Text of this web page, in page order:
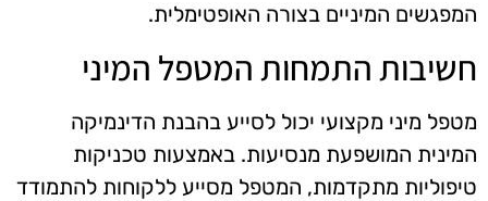
המפגשים המיניים בצורה האופטימלית.
חשיבות התמחות המטפל המיני
מטפל מיני מקצועי יכול לסייע בהבנת הדינמיקה
המינית המושפעת מנסיעות. באמצעות טכניקות
טיפוליות מתקדמות, המטפל מסייע ללקוחות להתמודד